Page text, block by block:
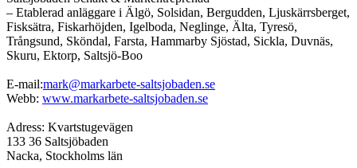
– Etablerad anläggare i Älgö, Solsidan, Bergudden, Ljuskärrsberget,
Fisksätra, Fiskarhöjden, Igelboda, Neglinge, Älta, Tyresö,
Trångsund, Sköndal, Farsta, Hammarby Sjöstad, Sickla, Duvnäs,
Skuru, Ektorp, Saltsjö-Boo
E-mail:mark@markarbete-saltsjobaden.se
Webb: www.markarbete-saltsjobaden.se
Adress: Kvartstugevägen
133 36 Saltsjöbaden
Nacka, Stockholms län